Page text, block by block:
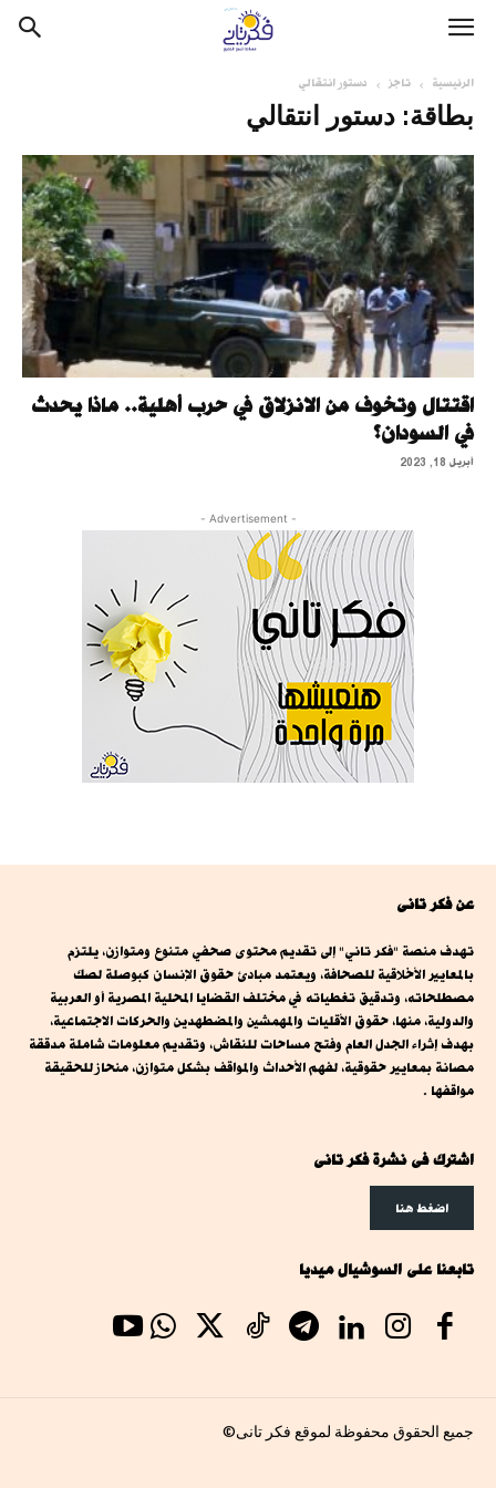
الرئيسية تاجز دستور انتقالي
بطاقة: دستور انتقالي
اقتتال وتخوف من الانزلاق في حرب أهلية.. ماذا يحدث
في السودان؟
أبريل 18, 2023
- Advertisement -
عن فكر تانى
تهدف منصة "فكر تاني" إلى تقديم محتوى صحفي متنوع ومتوازن، يلتزم
بالمعايير الأخلاقية للصحافة، ويعتمد مبادئ حقوق الإنسان كبوصلة لصك
مصطلحاته، وتدقيق تغطياته في مختلف القضايا المحلية المصرية أو العربية
والدولية، منها، حقوق الأقليات والمهمشين والمضطهدين والحركات الاجتماعية،
بهدف إثراء الجدل العام وفتح مساحات للنقاش، وتقديم معلومات شاملة مدققة
مصانة بمعايير حقوقية، لفهم الأحداث والمواقف بشكل متوازن، منحاز للحقيقة
مواقفها .
اشترك فى نشرة فكر تانى
اضغط هنا
تابعنا على السوشيال ميديا
جميع الحقوق محفوظة لموقع فكر تانى©